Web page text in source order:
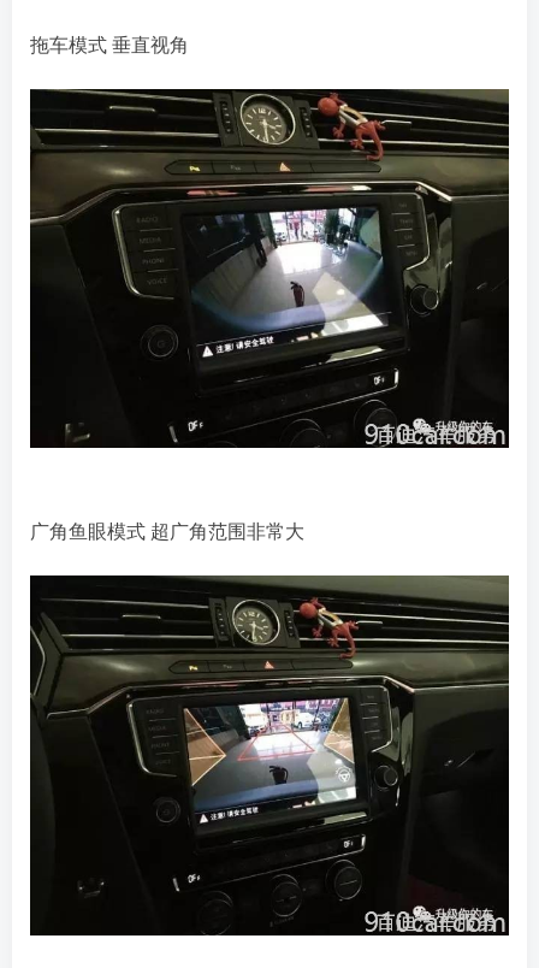
拖车模式 垂直视角
广角鱼眼模式 超广角范围非常大